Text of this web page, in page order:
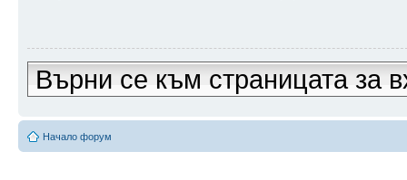
Върни се към страницата за
Начало форум